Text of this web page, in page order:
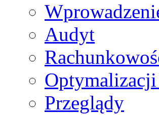
Audyt
Optymalizacji
Przeglądy